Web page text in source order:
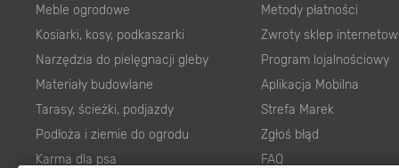
Meble ogrodowe
Kosiarki, kosy, podkaszarki
Narzędzia do pielęgnacji gleby
Materiały budowlane
Tarasy, ścieżki, podjazdy
Podłoża i ziemie do ogrodu
Karma dla psa
Metody płatności
Zwroty sklep
Program lojalnościowy
Aplikacja Mobilna
Strefa Marek
Zgłoś błąd
FAQ